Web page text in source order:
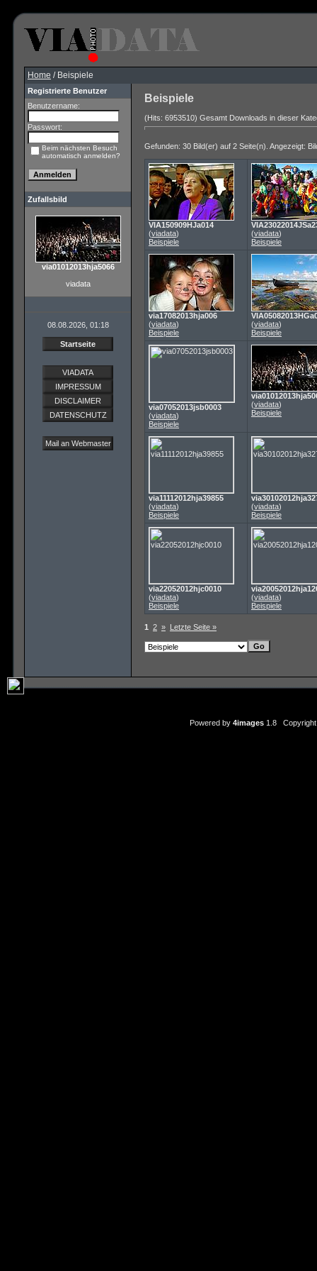
Home / Beispiele
Registrierte Benutzer
Benutzername:
Passwort:
Beim nächsten Besuch
automatisch anmelden?
Zufallsbild
via01012013hja5066
viadata
08.08.2026, 01:18
Startseite
VIADATA
IMPRESSUM
DISCLAIMER
DATENSCHUTZ
Mail an Webmaster
Beispiele
(Hits: 6953510) Gesamt Downloads in dieser
Gefunden: 30 Bild(er) auf 2 Seite(n). Angezeigt:
VIA150909HJa014
(viadata)
Beispiele
(viadata)
Beispiele
via17082013hja006
(viadata)
Beispiele
(viadata)
Beispiele
via07052013jsb0003
(viadata)
Beispiele
(viadata)
Beispiele
via11112012hja39855
(viadata)
Beispiele
(viadata)
Beispiele
via22052012hjc0010
(viadata)
Beispiele
(viadata)
Beispiele
1 2 » Letzte Seite »
Powered by 4images1.8 Copyright